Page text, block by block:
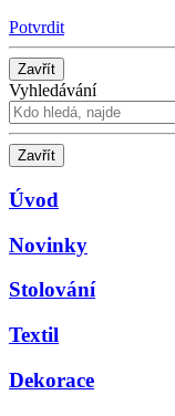
Potvrdit
Zavřít
Vyhledávání
Zavřít
Úvod
Novinky
Stolování
Textil
Dekorace